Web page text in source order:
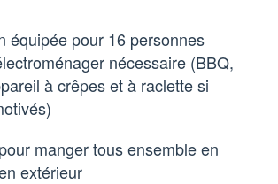
équipée pour 16 personnes
nécessaire (BBQ,
à crêpes et à raclette si
manger tous ensemble en
extérieur